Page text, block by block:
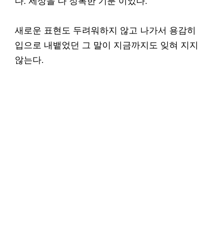
새로운 표현도 두려워하지 않고 나가서 용감히
입으로 내뱉었던 그 말이 지금까지도 잊혀 지지
않는다.